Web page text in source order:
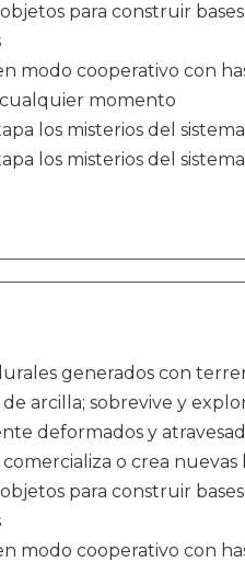
para construir
modo cooperativo con
momento
los misterios del
los misterios del
generados con
arcilla; sobrevive y
deformados y
o crea
para construir
modo cooperativo con